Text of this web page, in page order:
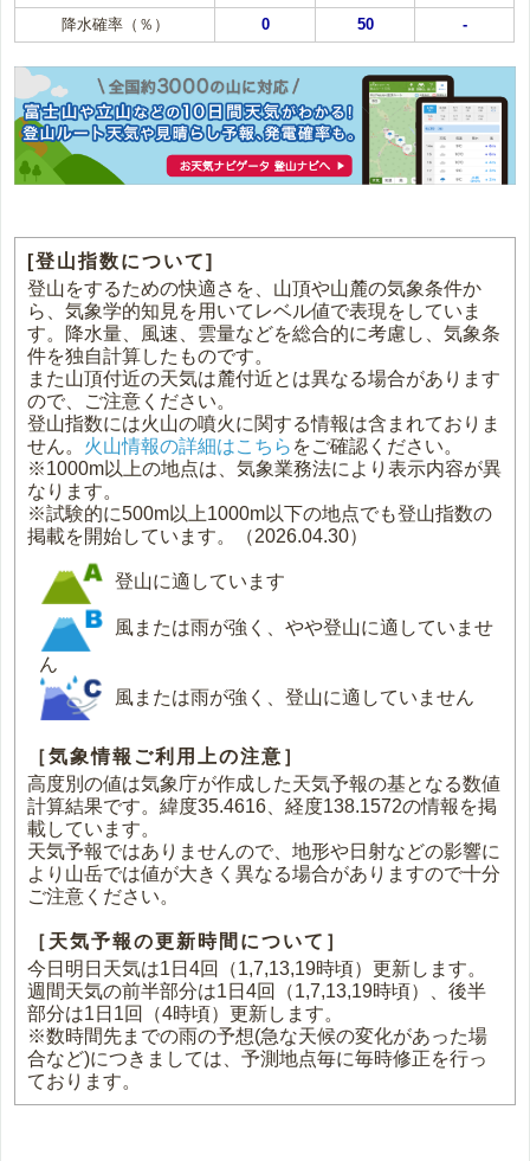
降水確率（％）
0 50 -
[登山指数について]
登山をするための快適さを、山頂や山麓の気象条件か
ら、気象学的知見を用いてレベル値で表現をしていま
す。降水量、風速、雲量などを総合的に考慮し、気象条
件を独自計算したものです。
また山頂付近の天気は麓付近とは異なる場合があります
ので、ご注意ください。
登山指数には火山の噴火に関する情報は含まれておりま
せん。 火山情報の詳細はこちら をご確認ください。
※1000m以上の地点は、気象業務法により表示内容が異
なります。
※試験的に500m以上1000m以下の地点でも登山指数の
掲載を開始しています。（2026.04.30）
登山に適しています
風または雨が強く、やや登山に適していませ
ん
風または雨が強く、登山に適していません
［気象情報ご利用上の注意］
高度別の値は気象庁が作成した天気予報の基となる数値
計算結果です。緯度35.4616、経度138.1572の情報を掲
載しています。
天気予報ではありませんので、地形や日射などの影響に
より山岳では値が大きく異なる場合がありますので十分
ご注意ください。
［天気予報の更新時間について］
今日明日天気は1日4回（1,7,13,19時頃）更新します。
週間天気の前半部分は1日4回（1,7,13,19時頃）、後半
部分は1日1回（4時頃）更新します。
※数時間先までの雨の予想(急な天候の変化があった場
合など)につきましては、予測地点毎に毎時修正を行っ
ております。